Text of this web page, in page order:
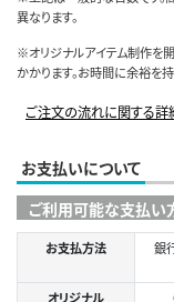
異なります。
※オリジナルアイテム制作を
かかります。お時間に余裕を
ご注文の流れに関する詳
お支払いについて
ご利用可能な支払い
お支払方法 銀
オリジナル